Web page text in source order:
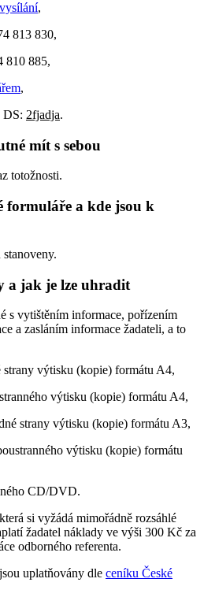
,
813 830,
810 885,
,
DS: 2fjadja.
mít s sebou
totožnosti.
formuláře a kde jsou k
stanoveny.
a jak je lze uhradit
s vytištěním informace, pořízením
a zasláním informace žadateli, a to
strany výtisku (kopie) formátu A4,
výtisku (kopie) formátu A4,
strany výtisku (kopie) formátu A3,
výtisku (kopie) formátu
CD/DVD.
si vyžádá mimořádně rozsáhlé
žadatel náklady ve výši 300 Kč za
odborného referenta.
uplatňovány dle ceníku České